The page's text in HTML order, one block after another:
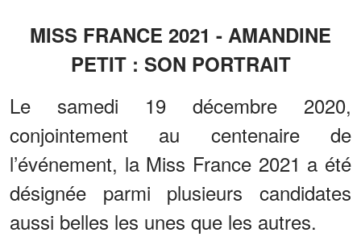
avec qui j'étais arrivée 30
minutes plus tard, il a pâli
MISS FRANCE 2021 - AMANDINE
PETIT : SON PORTRAIT
Le samedi 19 décembre 2020,
conjointement au centenaire de
l’événement, la Miss France 2021 a été
désignée parmi plusieurs candidates
aussi belles les unes que les autres.